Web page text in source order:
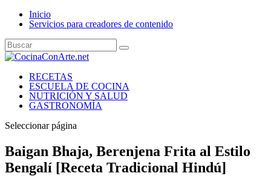
Inicio
Servicios para creadores de contenido
RECETAS
ESCUELA DE COCINA
NUTRICIÓN Y SALUD
GASTRONOMÍA
Seleccionar página
Baigan Bhaja, Berenjena Frita al Estilo
Bengalí [Receta Tradicional Hindú]